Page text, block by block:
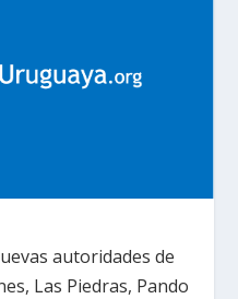
autoridades de
Las Piedras, Pando